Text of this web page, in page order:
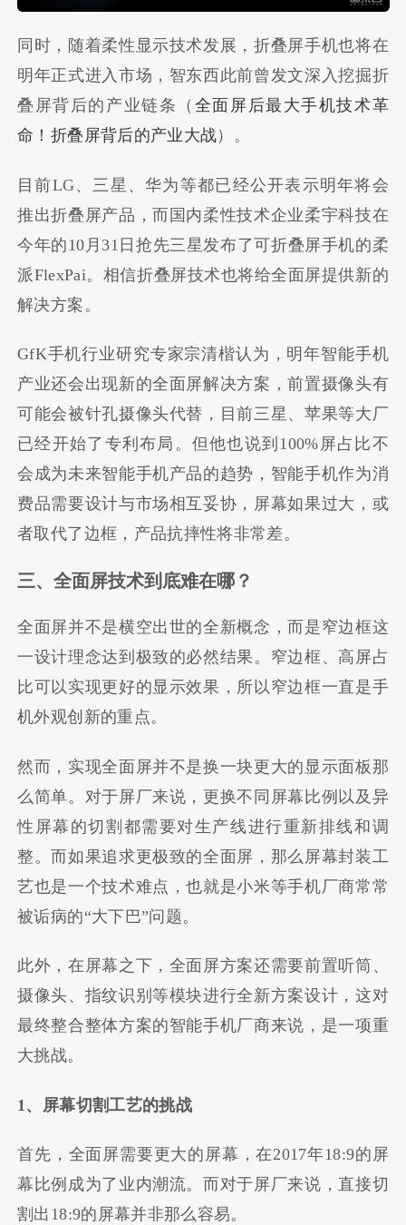
同时，随着柔性显示技术发展，折叠屏手机也将在
明年正式进入市场，智东西此前曾发文深入挖掘折
叠屏背后的产业链条（ 全面屏后最大手机技术革
命！折叠屏背后的产业大战）。
目前LG、三星、华为等都已经公开表示明年将会
推出折叠屏产品，而国内柔性技术企业柔宇科技在
今年的10月31日抢先三星发布了可折叠屏手机的柔
派FlexPai。相信折叠屏技术也将给全面屏提供新的
解决方案。
GfK手机行业研究专家宗清楷认为，明年智能手机
产业还会出现新的全面屏解决方案，前置摄像头有
可能会被针孔摄像头代替，目前三星、苹果等大厂
已经开始了专利布局。但他也说到100%屏占比不
会成为未来智能手机产品的趋势，智能手机作为消
费品需要设计与市场相互妥协，屏幕如果过大，或
者取代了边框，产品抗摔性将非常差。
三、全面屏技术到底难在哪？
全面屏并不是横空出世的全新概念，而是窄边框这
一设计理念达到极致的必然结果。窄边框、高屏占
比可以实现更好的显示效果，所以窄边框一直是手
机外观创新的重点。
然而，实现全面屏并不是换一块更大的显示面板那
么简单。对于屏厂来说，更换不同屏幕比例以及异
性屏幕的切割都需要对生产线进行重新排线和调
整。而如果追求更极致的全面屏，那么屏幕封装工
艺也是一个技术难点，也就是小米等手机厂商常常
被诟病的“大下巴”问题。
此外，在屏幕之下，全面屏方案还需要前置听筒、
摄像头、指纹识别等模块进行全新方案设计，这对
最终整合整体方案的智能手机厂商来说，是一项重
大挑战。
1、屏幕切割工艺的挑战
首先，全面屏需要更大的屏幕，在2017年18:9的屏
幕比例成为了业内潮流。而对于屏厂来说，直接切
割出18:9的屏幕并非那么容易。